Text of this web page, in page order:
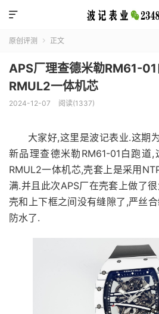

原创评测  正文
APS厂理查德米勒RM61-
RMUL2一体机芯
2024-12-07 阅读(1337)
大家好,这里是波记表业.这期
新品理查德米勒RM61-01白跑道
RMUL2一体机芯,壳套上是采用
满.并且此次APS厂在壳套上做了
壳和上下框之间没有缝隙了,严丝
防水了.